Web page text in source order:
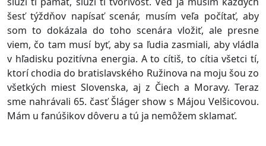
šesť týždňov napísať scenár, musím veľa počítať, aby
som to dokázala do toho scenára vložiť, ale presne
viem, čo tam musí byť, aby sa ľudia zasmiali, aby vládla
v hľadisku pozitívna energia. A to cítiš, to cítia všetci tí,
ktorí chodia do bratislavského Ružinova na moju šou zo
všetkých miest Slovenska, aj z Čiech a Moravy. Teraz
sme nahrávali 65. časť Šláger show s Májou Velšicovou.
Mám u fanúšikov dôveru a tú ja nemôžem sklamať.